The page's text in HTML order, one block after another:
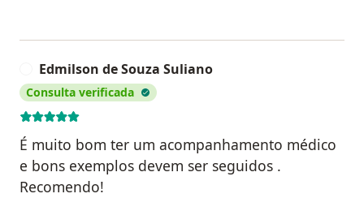
Edmilson de Souza Suliano
Consulta verificada
É muito bom ter um acompanhamento médico
e bons exemplos devem ser seguidos .
Recomendo!